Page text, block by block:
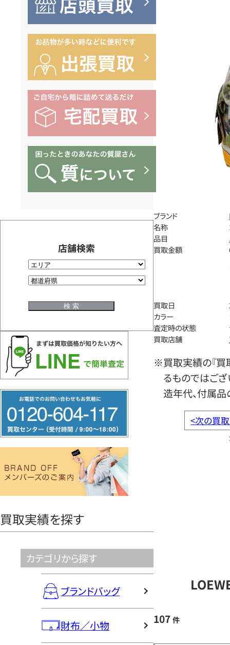
店舗検索
リ
ー
ヤ
買取実績を探す
カテゴリから探す
ブランドバッグ
財布／小物
ブランド
名称
品目
買取金額
買取日
カラー
査定時の状態
買取店舗
※買取実績の『買
るものではござ
造年代、付属品
<次の買
107 件